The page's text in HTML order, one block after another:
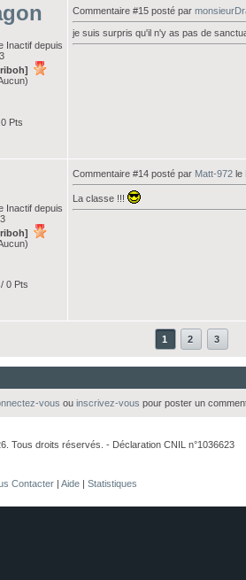
Inactif depuis
Pts
Commentaire #15 posté par
je suis surpris qu'il n'y as pas de
Inactif depuis
0 Pts
Commentaire #14 posté par Matt-972 le
La classe !!!
1 2 3
vous ou inscrivez-vous pour poster un
Tous droits réservés. - Déclaration CNIL n°1036623
Contacter | Aide | Statistiques